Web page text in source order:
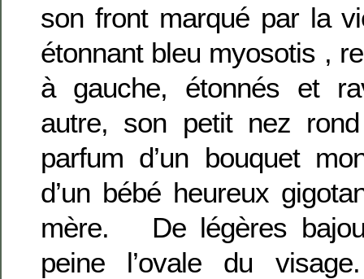
son front marqué par la
étonnant bleu myosotis ,
à gauche, étonnés et
autre, son petit nez
parfum d’un bouquet
d’un bébé heureux
mère. De légères
peine l’ovale du